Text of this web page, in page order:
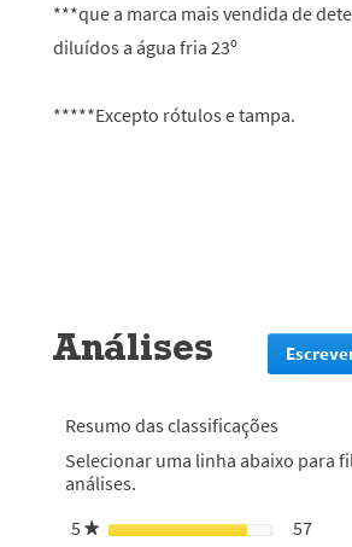
***que a marca mais vendida de
diluídos a água fria 23º
*****Excepto rótulos e tampa.
Análises
Resumo das classificações
Selecionar uma linha abaixo para
análises.
5★ estrelas 5757